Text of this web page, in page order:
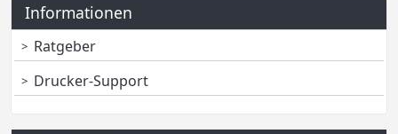
Informationen
Ratgeber
Drucker-Support